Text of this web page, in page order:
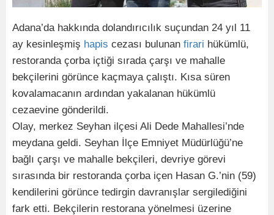
Adana’da hakkında dolandırıcılık suçundan 24 yıl 11
ay kesinleşmiş hapis cezası bulunan firari hükümlü,
restoranda çorba içtiği sırada çarşı ve mahalle
bekçilerini görünce kaçmaya çalıştı. Kısa süren
kovalamacanın ardından yakalanan hükümlü
cezaevine gönderildi.
Olay, merkez Seyhan ilçesi Ali Dede Mahallesi’nde
meydana geldi. Seyhan İlçe Emniyet Müdürlüğü’ne
bağlı çarşı ve mahalle bekçileri, devriye görevi
sırasında bir restoranda çorba içen Hasan G.’nin (59)
kendilerini görünce tedirgin davranışlar sergilediğini
fark etti. Bekçilerin restorana yönelmesi üzerine